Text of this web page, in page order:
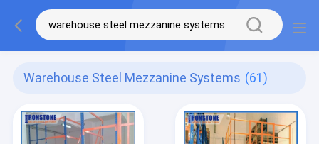
Warehouse Steel Mezzanine Systems (61)